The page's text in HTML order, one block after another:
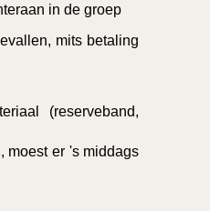
in de groep
mits betaling
(reserveband,
moest er 's middags